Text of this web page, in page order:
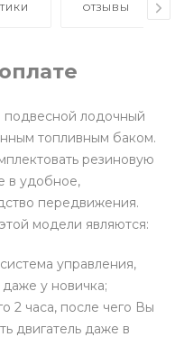
ОТЗЫВЫ
лодочный
топливным баком.
резиновую
в удобное,
передвижения.
модели являются:
управления,
у новичка;
2 часа, после чего Вы
двигатель даже в